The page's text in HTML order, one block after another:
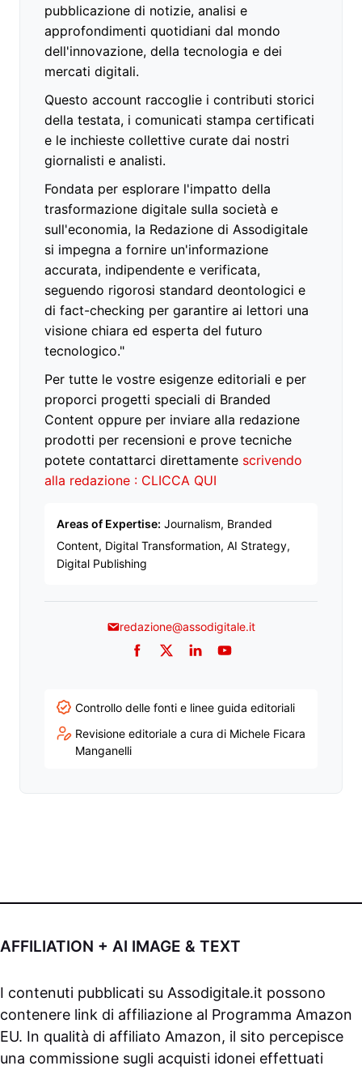
pubblicazione di notizie, analisi e
approfondimenti quotidiani dal mondo
dell'innovazione, della tecnologia e dei
mercati digitali.
Questo account raccoglie i contributi storici
della testata, i comunicati stampa certificati
e le inchieste collettive curate dai nostri
giornalisti e analisti.
Fondata per esplorare l'impatto della
trasformazione digitale sulla società e
sull'economia, la Redazione di Assodigitale
si impegna a fornire un'informazione
accurata, indipendente e verificata,
seguendo rigorosi standard deontologici e
di fact-checking per garantire ai lettori una
visione chiara ed esperta del futuro
tecnologico."
Per tutte le vostre esigenze editoriali e per
proporci progetti speciali di Branded
Content oppure per inviare alla redazione
prodotti per recensioni e prove tecniche
potete contattarci direttamente scrivendo
alla redazione : CLICCA QUI
Areas of Expertise: Journalism, Branded
Content, Digital Transformation, AI Strategy,
Digital Publishing
redazione@assodigitale.it
Facebook
TwitterLinkedInYouTube
Controllo delle fonti e linee guida editoriali
Revisione editoriale a cura di Michele Ficara
Manganelli
AFFILIATION + AI IMAGE & TEXT
I contenuti pubblicati su Assodigitale.it possono
contenere link di affiliazione al Programma Amazon
EU. In qualità di affiliato Amazon, il sito percepisce
una commissione sugli acquisti idonei effettuati